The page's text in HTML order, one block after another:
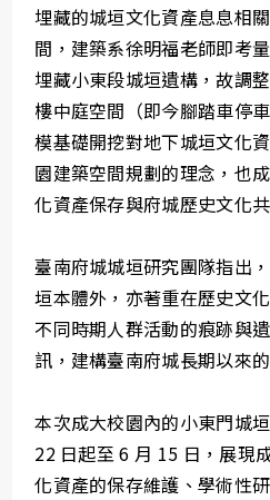
埋藏的城垣文化資產息息相
間，建築系徐明福老師即考
埋藏小東段城垣遺構，故調
樓中庭空間（即今腳踏車停
模基礎開挖對地下城垣文化
園建築空間規劃的理念，也
化資產保存與府城歷史文化
臺南府城城垣研究團隊指出
垣本體外，亦著重在歷史文
不同時期人群活動的痕跡與
訊，建構臺南府城長期以來
本次成大校園內的小東門城
22 日起至 6 月 15 日，展現
化資產的保存維護、學術性